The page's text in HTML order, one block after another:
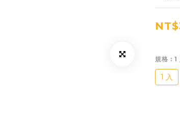
規格 : 1
1 入